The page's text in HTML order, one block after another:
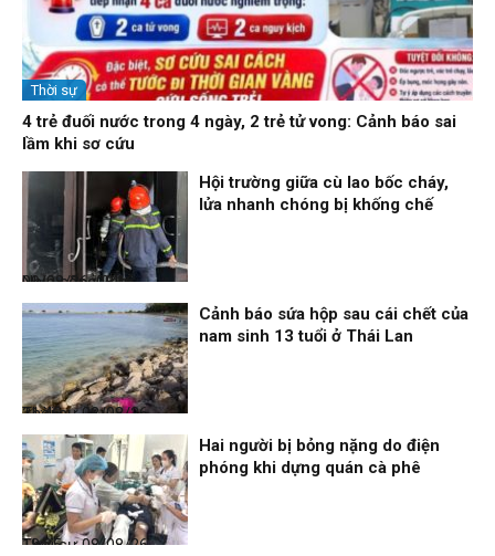
Thời sự
4 trẻ đuối nước trong 4 ngày, 2 trẻ tử vong: Cảnh báo sai
lầm khi sơ cứu
Nhịp sống 24h
09/08/26, 08:16
Hội trường giữa cù lao bốc cháy,
lửa nhanh chóng bị khống chế
Thời sự
08/08/26, 21:46
Cảnh báo sứa hộp sau cái chết của
nam sinh 13 tuổi ở Thái Lan
Thời sự
08/08/26, 18:25
Hai người bị bỏng nặng do điện
phóng khi dựng quán cà phê